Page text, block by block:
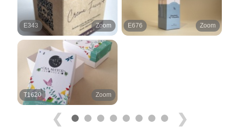
E343 Zoom E676 Zoom
T1620 Zoom
❮ ❯